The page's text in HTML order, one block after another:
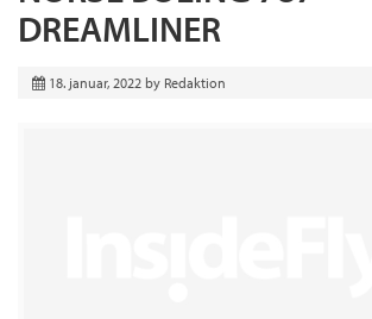
DREAMLINER
18. januar, 2022 by Redaktion